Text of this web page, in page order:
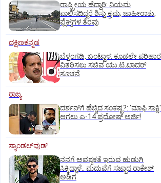
ರಾಷ್ಟ್ರೀಯ ಹೆದ್ದಾರಿ: ನಿಯಮ
ಪಾಲಿಸದಿದ್ದರೆ ಶಿಸ್ತು ಕ್ರಮ; ಜಾಹೀರಾತು,
ಫ್ಲೆಕ್ಸ್‌ಗಳ ತೆರವು
ದಕ್ಷಿಣಕನ್ನಡ
ಬೆಳ್ತಂಗಡಿ, ಬಂಟ್ವಾಳ: ಕೂಡಲೇ ಪರಿಹಾರ
ವಿತರಿಸಲು ಸಚಿವ ಯು.ಟಿ.ಖಾದರ್‌
ಸೂಚನೆ
ರಾಜ್ಯ
ದರ್ಶನ್‌ಗೆ ಹೆಚ್ಚಿದ ಸಂಕಷ್ಟ?: 'ಮಾಫಿ ಸಾಕ್ಷಿ'
ಆಗಲು ಎ-14 ಪ್ರದೋಷ್ ಅರ್ಜಿ!
ಸ್ಯಾಂಡಲ್‌ವುಡ್‌
ನನಗೆ ಅವಶ್ಯಕತೆ ಇರುವ ಹುಡುಗಿ
ಸಿಕ್ಕಿದ್ದಾಳೆ.. ಮದುವೆಗೆ ಸಜ್ಜಾದ ರಾಕೇಶ್
ಅಡಿಗ